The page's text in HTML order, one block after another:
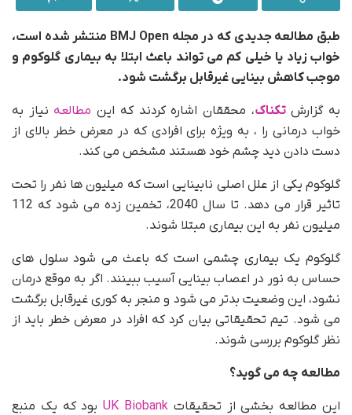
طبق مطالعه جدیدی که در مجله BMJ Open منتشر شده است،
خواب زیاد یا خیلی کم می تواند باعث ابتلا به بیماری گلوکوم و
موجب کاهش بینایی غیرقابل برگشت شود.
به گزارشتکناک، محققان اشاره کردند که این مطالعه نیاز به
خواب درمانی را ، به ویژه برای افرادی که در معرض خطر بالای از
دست دادن دید چشم خود هستند مشخص می کند.
گلوکوم یکی از علل اصلی نابینایی است که میلیون ها نفر را تحت
تاثیر قرار می دهد. تا سال 2040، تخمین زده می شود که 112
میلیون نفر به این بیماری مبتلا شوند.
گلوکوم یک بیماری چشمی است که باعث می شود سلول های
حساس به نور در اعصاب بینایی آسیب ببینند. اگر به موقع درمان
نشود، این وضعیت بدتر می شود و منجر به کوری غیرقابل برگشت
می شود. تیم تحقیقاتی بیان کرد که افراد در معرض خطر باید از
نظر گلوکوم بررسی شوند.
مطالعه چه می گوید؟
این مطالعه بخشی از تحقیقات UK Biobankبود که یک منبع